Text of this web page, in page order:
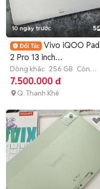
10 ngày trước 5
Vivo iQOO Pad
2 Pro 13 inch
12GB/256GB Bạc
Dòng khác 256 GB Còn
bảo hành
7.500.000 đ
Q. Thanh Khê